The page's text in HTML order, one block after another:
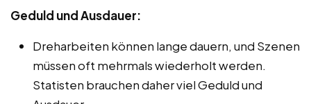
Geduld und Ausdauer:
Dreharbeiten können lange dauern, und Szenen
müssen oft mehrmals wiederholt werden.
Statisten brauchen daher viel Geduld und